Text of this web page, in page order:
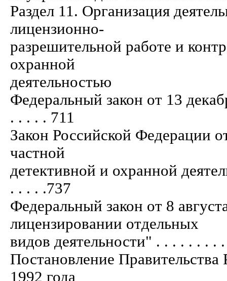
Раздел 11. Организация
лицензионно-
разрешительной работе и
охранной
деятельностью
Федеральный закон от 13
. . . . . 711
Закон Российской Федерации
частной
детективной и охранной
. . . . .737
Федеральный закон от 8
лицензировании отдельных
видов деятельности" . . . . . . .
Постановление
1992 года